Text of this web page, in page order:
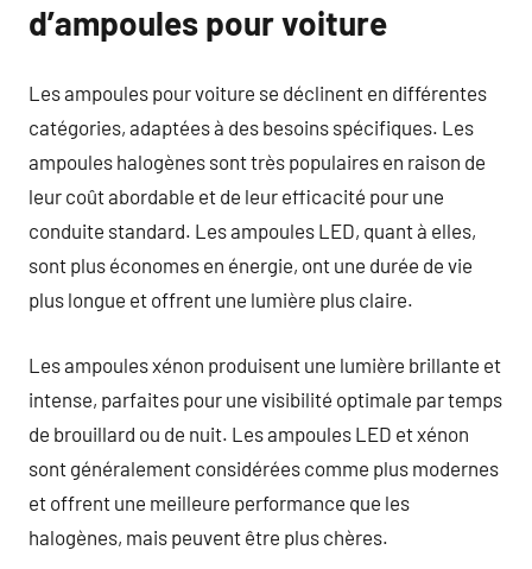
d’ampoules pour voiture
Les ampoules pour voiture se déclinent en différentes
catégories, adaptées à des besoins spécifiques. Les
ampoules halogènes sont très populaires en raison de
leur coût abordable et de leur efficacité pour une
conduite standard. Les ampoules LED, quant à elles,
sont plus économes en énergie, ont une durée de vie
plus longue et offrent une lumière plus claire.
Les ampoules xénon produisent une lumière brillante et
intense, parfaites pour une visibilité optimale par temps
de brouillard ou de nuit. Les ampoules LED et xénon
sont généralement considérées comme plus modernes
et offrent une meilleure performance que les
halogènes, mais peuvent être plus chères.